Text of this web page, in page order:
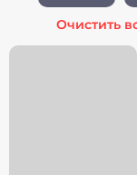
Очистить